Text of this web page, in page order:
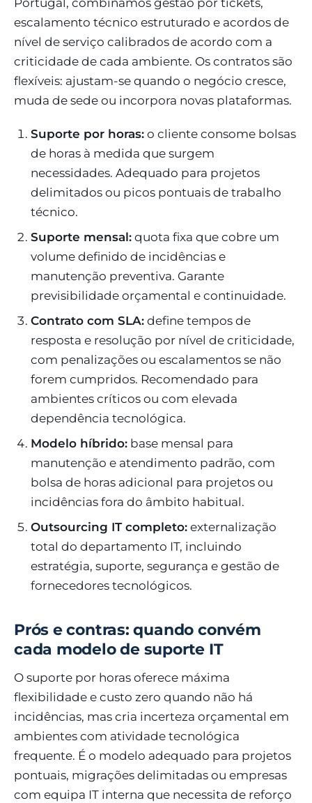
escalamento técnico estruturado e acordos de
nível de serviço calibrados de acordo com a
criticidade de cada ambiente. Os contratos são
flexíveis: ajustam-se quando o negócio cresce,
muda de sede ou incorpora novas plataformas.
Suporte por horas: o cliente consome bolsas
de horas à medida que surgem
necessidades. Adequado para projetos
delimitados ou picos pontuais de trabalho
técnico.
Suporte mensal: quota fixa que cobre um
volume definido de incidências e
manutenção preventiva. Garante
previsibilidade orçamental e continuidade.
Contrato com SLA: define tempos de
resposta e resolução por nível de criticidade,
com penalizações ou escalamentos se não
forem cumpridos. Recomendado para
ambientes críticos ou com elevada
dependência tecnológica.
Modelo híbrido: base mensal para
manutenção e atendimento padrão, com
bolsa de horas adicional para projetos ou
incidências fora do âmbito habitual.
Outsourcing IT completo: externalização
total do departamento IT, incluindo
estratégia, suporte, segurança e gestão de
fornecedores tecnológicos.
Prós e contras: quando convém
cada modelo de suporte IT
O suporte por horas oferece máxima
flexibilidade e custo zero quando não há
incidências, mas cria incerteza orçamental em
ambientes com atividade tecnológica
frequente. É o modelo adequado para projetos
pontuais, migrações delimitadas ou empresas
com equipa IT interna que necessita de reforço